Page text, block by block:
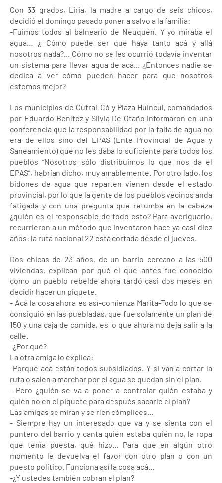
Con 33 grados, Liria, la madre a cargo de seis chicos,
decidió el domingo pasado poner a salvo a la familia:
-Fuimos todos al balneario de Neuquén. Y yo miraba el
agua… ¿ Cómo puede ser que haya tanto acá y allá
nosotros nada?... Cómo no se les ocurrió todavía inventar
un sistema para llevar agua de acá... ¿Entonces nadie se
dedica a ver cómo pueden hacer para que nosotros
estemos mejor?
Los municipios de Cutral-Có y Plaza Huincul, comandados
por Eduardo Benítez y Silvia De Otaño informaron en una
conferencia que la responsabilidad por la falta de agua no
era de ellos sino del EPAS (Ente Provincial de Agua y
Saneamiento) que no les daba lo suficiente para todos los
pueblos “Nosotros sólo distribuimos lo que nos da el
EPAS”, habrían dicho, muy amablemente. Por otro lado, los
bidones de agua que reparten vienen desde el estado
provincial, por lo que la gente de los pueblos vecinos anda
fatigada y con una pregunta que retumba en la cabeza
¿quién es el responsable de todo esto? Para averiguarlo,
recurrieron a un método que inventaron hace ya casi diez
años: la ruta nacional 22 está cortada desde el jueves.
Dos chicas de 23 años, de un barrio cercano a las 500
viviendas, explican por qué el que antes fue conocido
como un pueblo rebelde ahora tardó casi dos meses en
decidir hacer un piquete.
- Acá la cosa ahora es así-comienza Marita-Todo lo que se
consiguió en las puebladas, que fue solamente un plan de
150 y una caja de comida, es lo que ahora no deja salir a la
calle.
-¿Por qué?
La otra amiga lo explica:
-Porque acá están todos subsidiados. Y si van a cortar la
ruta o salen a marchar por el agua se quedan sin el plan.
- Pero ¿quién se va a poner a controlar quién estaba y
quién no en el piquete para después sacarle el plan?
Las amigas se miran y se ríen cómplices...
- Siempre hay un interesado que va y se sienta con el
puntero del barrio y canta quién estaba quién no, la ropa
que tenía puesta, qué hizo... Para que en algún otro
momento le devuelva el favor con otro plan o con un
puesto político. Funciona así la cosa acá...
-¿Y ustedes también cobran el plan?